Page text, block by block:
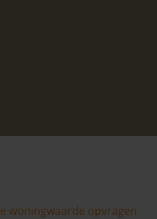
woningwaarde opvragen